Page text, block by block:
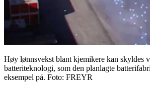
Høy lønnsvekst blant kjemikere kan skyldes
batteriteknologi, som den planlagte
eksempel på. Foto: FREYR